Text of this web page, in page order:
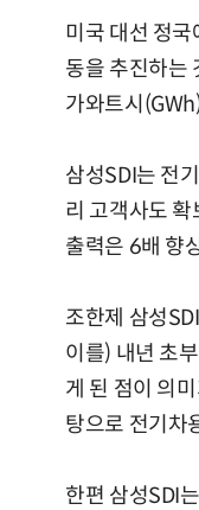
미국 대선 정
동을 추진하는
가와트시
삼성SDI는 전
리 고객사도
출력은 6배 향
조한제 삼성
이를) 내년 초
게 된 점이 의
탕으로 전기차
한편 삼성SDI